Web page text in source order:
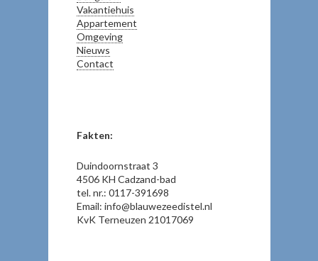
Vakantiehuis
Appartement
Omgeving
Nieuws
Contact
Fakten:
Duindoornstraat 3
4506 KH Cadzand-bad
tel. nr.: 0117-391698
Email: info@blauwezeedistel.nl
KvK Terneuzen 21017069